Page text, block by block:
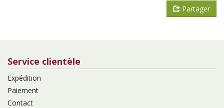
Partager
Service clientèle
Expédition
Paiement
Contact